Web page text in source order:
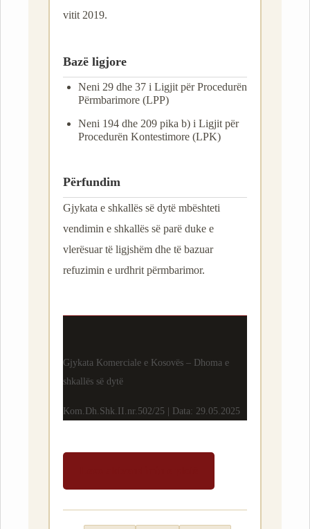
vitit 2019.
Bazë ligjore
Neni 29 dhe 37 i Ligjit për Procedurën
Përmbarimore (LPP)
Neni 194 dhe 209 pika b) i Ligjit për
Procedurën Kontestimore (LPK)
Përfundim
Gjykata e shkallës së dytë mbështeti
vendimin e shkallës së parë duke e
vlerësuar të ligjshëm dhe të bazuar
refuzimin e urdhrit përmbarimor.
Gjykata Komerciale e Kosovës – Dhoma e
shkallës së dytë
Kom.Dh.Shk.II.nr.502/25 | Data: 29.05.2025